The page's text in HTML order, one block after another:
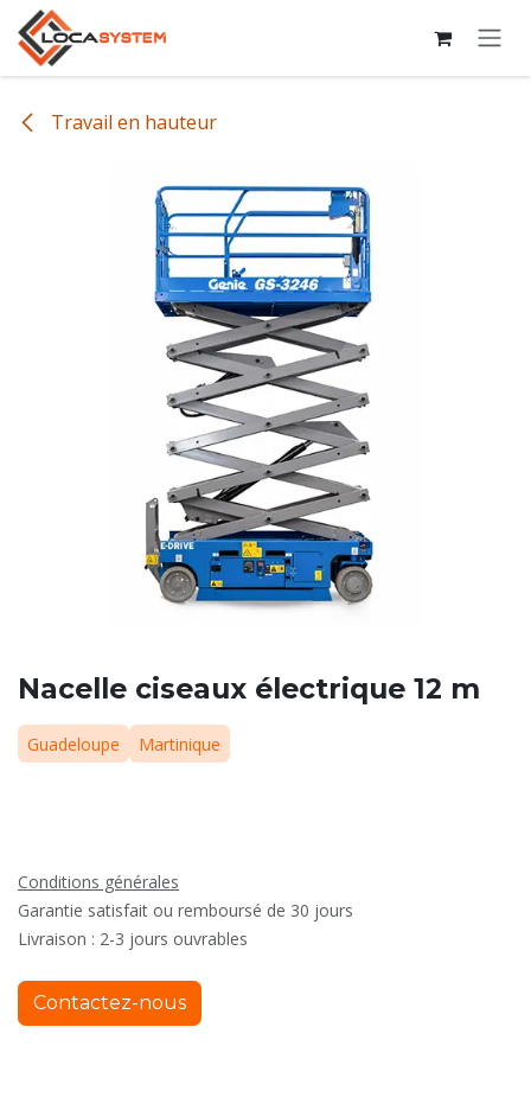
Se rendre au contenu
Travail en hauteur
Nacelle ciseaux électrique 12 m
Guadeloupe Martinique
Conditions générales
Garantie satisfait ou remboursé de 30 jours
Livraison : 2-3 jours ouvrables
Contactez-nous